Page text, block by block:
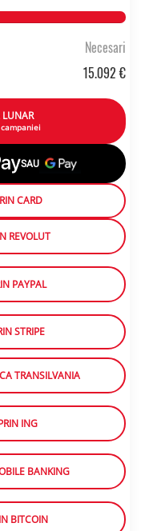
Necesari
15.092 €
SAU
CARD
REVOLUT
PAYPAL
STRIPE
TRANSILVANIA
ING
BANKING
BITCOIN